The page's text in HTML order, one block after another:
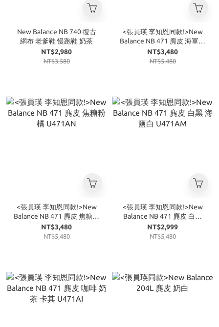
New Balance NB 740 復古
網布 老爹鞋 慢跑鞋 奶茶
NT$2,980
NT$3,580
<張員瑛 李知恩同款!>New
Balance NB 471 麂皮 海軍藍
淺藍 深海藍 U471AO
NT$3,480
NT$5,480
<張員瑛 李知恩同款!>New
Balance NB 471 麂皮 焦糖粉
橘 U471AN
NT$3,480
NT$5,480
<張員瑛 李知恩同款!>New
Balance NB 471 麂皮 白黑
海鹽白 U471AM
NT$2,999
NT$5,480